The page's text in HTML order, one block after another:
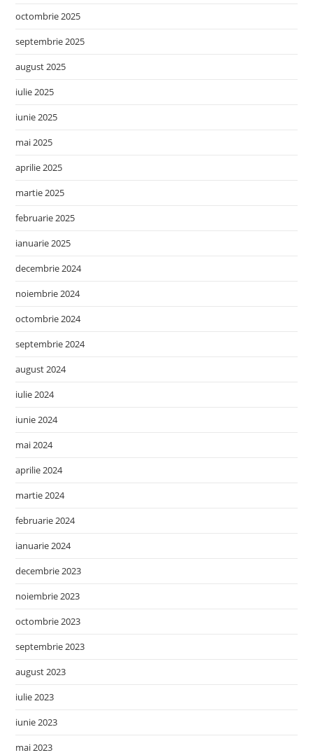
octombrie 2025
septembrie 2025
august 2025
iulie 2025
iunie 2025
mai 2025
aprilie 2025
martie 2025
februarie 2025
ianuarie 2025
decembrie 2024
noiembrie 2024
octombrie 2024
septembrie 2024
august 2024
iulie 2024
iunie 2024
mai 2024
aprilie 2024
martie 2024
februarie 2024
ianuarie 2024
decembrie 2023
noiembrie 2023
octombrie 2023
septembrie 2023
august 2023
iulie 2023
iunie 2023
mai 2023